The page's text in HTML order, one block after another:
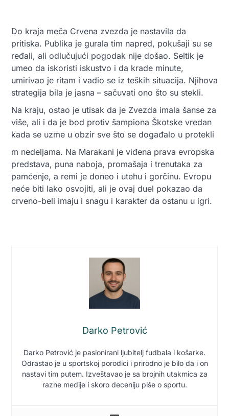
Do kraja meča Crvena zvezda je nastavila da
pritiska. Publika je gurala tim napred, pokušaji su se
ređali, ali odlučujući pogodak nije došao. Seltik je
umeo da iskoristi iskustvo i da krade minute,
umirivao je ritam i vadio se iz teških situacija. Njihova
strategija bila je jasna – sačuvati ono što su stekli.
Na kraju, ostao je utisak da je Zvezda imala šanse za
više, ali i da je bod protiv šampiona Škotske vredan
kada se uzme u obzir sve što se događalo u protekli
m nedeljama. Na Marakani je viđena prava evropska
predstava, puna naboja, promašaja i trenutaka za
pamćenje, a remi je doneo i utehu i gorčinu. Evropu
neće biti lako osvojiti, ali je ovaj duel pokazao da
crveno-beli imaju i snagu i karakter da ostanu u igri.
Darko Petrović
Darko Petrović je pasionirani ljubitelj fudbala i košarke.
Odrastao je u sportskoj porodici i prirodno je bilo da i on
nastavi tim putem. Izveštavao je sa brojnih utakmica za
razne medije i skoro deceniju piše o sportu.